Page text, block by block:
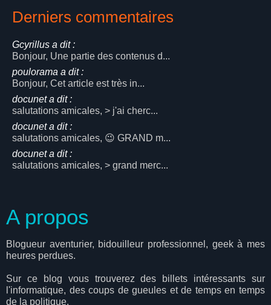
Derniers commentaires
Gcyrillus a dit :
Bonjour, Une partie des contenus d...
poulorama a dit :
Bonjour, Cet article est très in...
docunet a dit :
salutations amicales, > j'ai cherc...
docunet a dit :
salutations amicales, 😉 GRAND m...
docunet a dit :
salutations amicales, > grand merc...
A propos
Blogueur aventurier, bidouilleur professionnel, geek à mes
heures perdues.
Sur ce blog vous trouverez des billets intéressants sur
l'informatique, des coups de gueules et de temps en temps
de la politique.